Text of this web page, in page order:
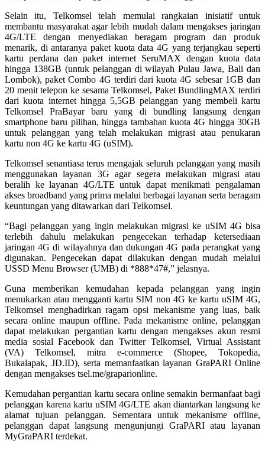
Selain itu, Telkomsel telah memulai rangkaian inisiatif untuk
membantu masyarakat agar lebih mudah dalam mengakses jaringan
4G/LTE dengan menyediakan beragam program dan produk
menarik, di antaranya paket kuota data 4G yang terjangkau seperti
kartu perdana dan paket internet SeruMAX dengan kuota data
hingga 138GB (untuk pelanggan di wilayah Pulau Jawa, Bali dan
Lombok), paket Combo 4G terdiri dari kuota 4G sebesar 1GB dan
20 menit telepon ke sesama Telkomsel, Paket BundlingMAX terdiri
dari kuota internet hingga 5,5GB pelanggan yang membeli kartu
Telkomsel PraBayar baru yang di bundling langsung dengan
smartphone baru pilihan, hingga tambahan kuota 4G hingga 30GB
untuk pelanggan yang telah melakukan migrasi atau penukaran
kartu non 4G ke kartu 4G (uSIM).
Telkomsel senantiasa terus mengajak seluruh pelanggan yang masih
menggunakan layanan 3G agar segera melakukan migrasi atau
beralih ke layanan 4G/LTE untuk dapat menikmati pengalaman
akses broadband yang prima melalui berbagai layanan serta beragam
keuntungan yang ditawarkan dari Telkomsel.
“Bagi pelanggan yang ingin melakukan migrasi ke uSIM 4G bisa
terlebih dahulu melakukan pengecekan terhadap ketersediaan
jaringan 4G di wilayahnya dan dukungan 4G pada perangkat yang
digunakan. Pengecekan dapat dilakukan dengan mudah melalui
USSD Menu Browser (UMB) di *888*47#,” jelasnya.
Guna memberikan kemudahan kepada pelanggan yang ingin
menukarkan atau mengganti kartu SIM non 4G ke kartu uSIM 4G,
Telkomsel menghadirkan ragam opsi mekanisme yang luas, baik
secara online maupun offline. Pada mekanisme online, pelanggan
dapat melakukan pergantian kartu dengan mengakses akun resmi
media sosial Facebook dan Twitter Telkomsel, Virtual Assistant
(VA) Telkomsel, mitra e-commerce (Shopee, Tokopedia,
Bukalapak, JD.ID), serta memanfaatkan layanan GraPARI Online
dengan mengakses tsel.me/graparionline.
Kemudahan pergantian kartu secara online semakin bermanfaat bagi
pelanggan karena kartu uSIM 4G/LTE akan diantarkan langsung ke
alamat tujuan pelanggan. Sementara untuk mekanisme offline,
pelanggan dapat langsung mengunjungi GraPARI atau layanan
MyGraPARI terdekat.